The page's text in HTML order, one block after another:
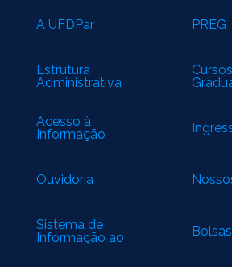
A UFDPar
Estrutura
Administrativa
Acesso à
Informação
Ouvidoria
Sistema de
Informação ao
PREG
Bolsas